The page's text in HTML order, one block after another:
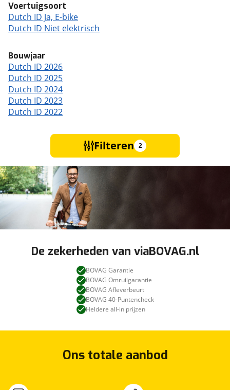
Voertuigsoort
Dutch ID Ja, E-bike
Dutch ID Niet elektrisch
Bouwjaar
Dutch ID 2026
Dutch ID 2025
Dutch ID 2024
Dutch ID 2023
Dutch ID 2022
Filteren 2
De zekerheden van viaBOVAG.nl
BOVAG Garantie
BOVAG Omruilgarantie
BOVAG Afleverbeurt
BOVAG 40-Puntencheck
Heldere all-in prijzen
Ons totale aanbod